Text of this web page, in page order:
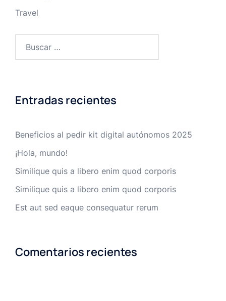
Travel
Entradas recientes
Beneficios al pedir kit digital autónomos 2025
¡Hola, mundo!
Similique quis a libero enim quod corporis
Similique quis a libero enim quod corporis
Est aut sed eaque consequatur rerum
Comentarios recientes